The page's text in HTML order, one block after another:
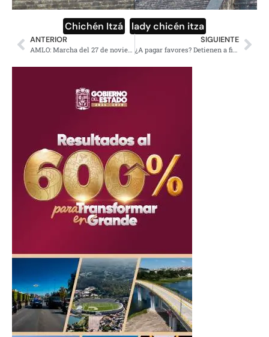
Chichén Itzá lady chicén itza
ANTERIOR
AMLO: Marcha del 27 de noviembre es por la 4T, no por Reforma Política
SIGUIENTE
¿A pagar favores? Detienen a fiscal que encerró a César Duarte en Chihuahua